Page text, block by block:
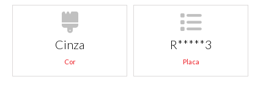
Cinza
Cor
R*****3
Placa